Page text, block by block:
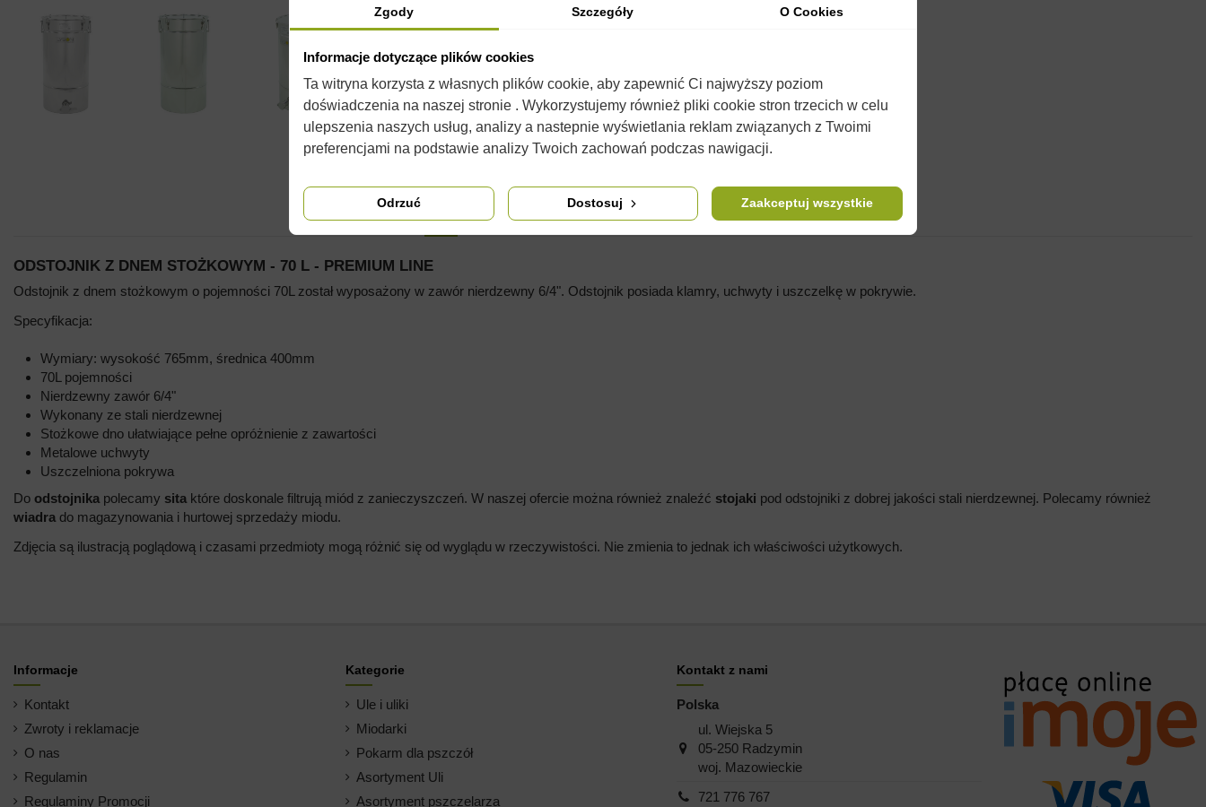
OPIS SZCZEGÓŁY PRODUKTU KOMENTARZE(0)
ODSTOJNIK Z DNEM STOŻKOWYM - 70 L - PREMIUM LINE
Odstojnik z dnem stożkowym o pojemności 70L został wyposażony w zawór nierdzewny 6/4". Odstojnik posiada klamry, uchwyty i uszczelkę w pokrywie.
Specyfikacja:
Wymiary: wysokość 765mm, średnica 400mm
70L pojemności
Nierdzewny zawór 6/4"
Wykonany ze stali nierdzewnej
Stożkowe dno ułatwiające pełne opróżnienie z zawartości
Metalowe uchwyty
Uszczelniona pokrywa
Do odstojnika polecamy sita które doskonale filtrują miód z zanieczyszczeń. W naszej ofercie można również znaleźć stojaki pod odstojniki z dobrej jakości stali nierdzewnej. Polecamy również
wiadra do magazynowania i hurtowej sprzedaży miodu.
Zdjęcia są ilustracją poglądową i czasami przedmioty mogą różnić się od wyglądu w rzeczywistości. Nie zmienia to jednak ich właściwości użytkowych.
Informacje
Kontakt
Zwroty i reklamacje
O nas
Regulamin
Regulaminy Promocji
Kategorie
Ule i uliki
Miodarki
Pokarm dla pszczół
Asortyment Uli
Asortyment pszczelarza
Kontakt z nami
Polska
ul. Wiejska 5
05-250 Radzymin
woj. Mazowieckie
721 776 767
Zgody Szczegóły O Cookies
Informacje dotyczące plików cookies
Ta witryna korzysta z własnych plików cookie, aby zapewnić Ci najwyższy poziom
doświadczenia na naszej stronie . Wykorzystujemy również pliki cookie stron trzecich w celu
ulepszenia naszych usług, analizy a nastepnie wyświetlania reklam związanych z Twoimi
preferencjami na podstawie analizy Twoich zachowań podczas nawigacji.
Odrzuć Dostosuj Zaakceptuj wszystkie